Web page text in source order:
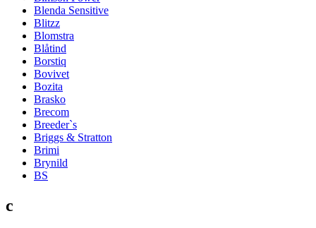
Blenda Sensitive
Blitzz
Blomstra
Blåtind
Borstiq
Bovivet
Bozita
Brasko
Brecom
Breeder`s
Briggs & Stratton
Brimi
Brynild
BS
c